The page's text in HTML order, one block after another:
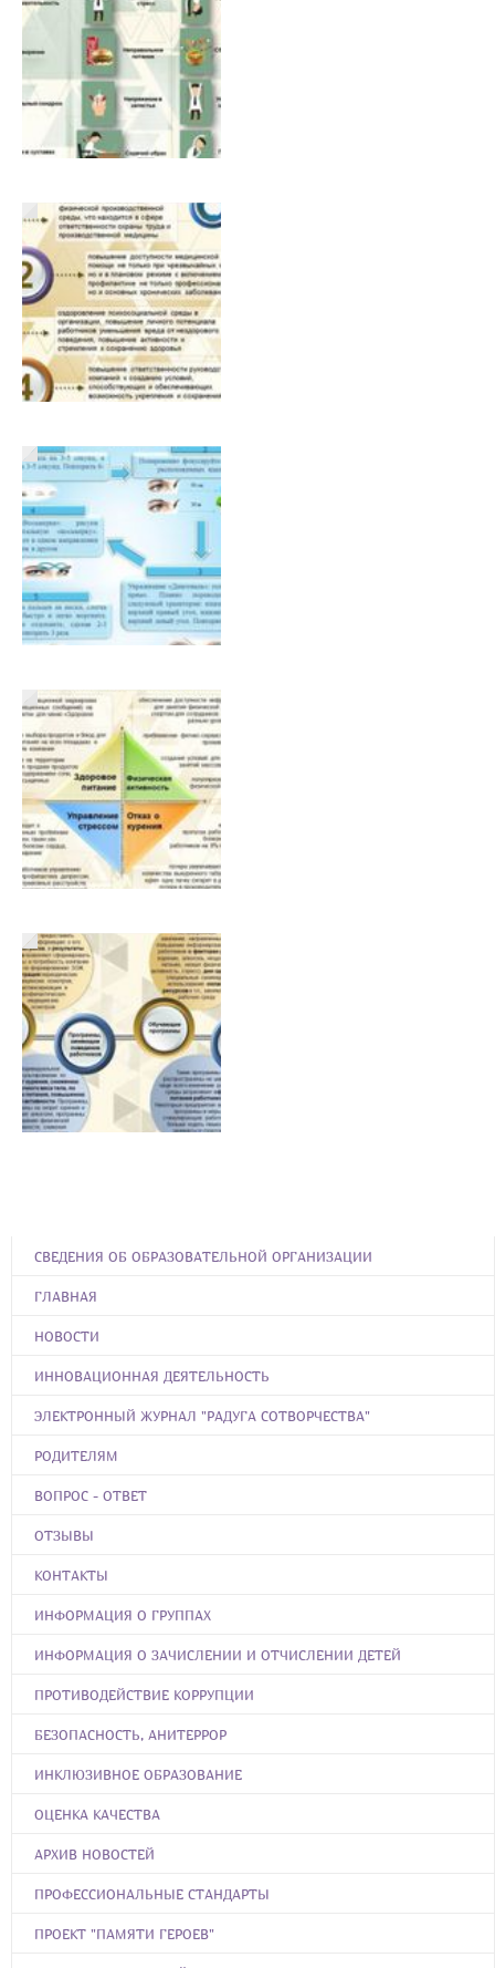
СВЕДЕНИЯ ОБ ОБРАЗОВАТЕЛЬНОЙ ОРГАНИЗАЦИИ
ГЛАВНАЯ
НОВОСТИ
ИННОВАЦИОННАЯ ДЕЯТЕЛЬНОСТЬ
ЭЛЕКТРОННЫЙ ЖУРНАЛ "РАДУГА СОТВОРЧЕСТВА"
РОДИТЕЛЯМ
ВОПРОС - ОТВЕТ
ОТЗЫВЫ
КОНТАКТЫ
ИНФОРМАЦИЯ О ГРУППАХ
ИНФОРМАЦИЯ О ЗАЧИСЛЕНИИ И ОТЧИСЛЕНИИ ДЕТЕЙ
ПРОТИВОДЕЙСТВИЕ КОРРУПЦИИ
БЕЗОПАСНОСТЬ, АНИТЕРРОР
ИНКЛЮЗИВНОЕ ОБРАЗОВАНИЕ
ОЦЕНКА КАЧЕСТВА
АРХИВ НОВОСТЕЙ
ПРОФЕССИОНАЛЬНЫЕ СТАНДАРТЫ
ПРОЕКТ "ПАМЯТИ ГЕРОЕВ"